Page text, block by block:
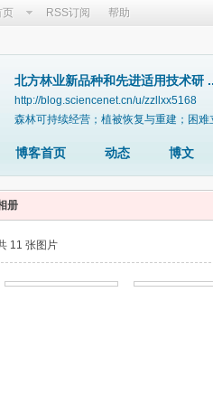
页 RSS订阅 帮助
北方林业新品种和先进适用技术研
http://blog.sciencenet.cn/u/zzllxx5168
森林可持续经营；植被恢复与重建；困
博客首页 动态 博文
册
11 张图片